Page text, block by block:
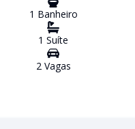
1 Banheiro
1 Suíte
2Vagas